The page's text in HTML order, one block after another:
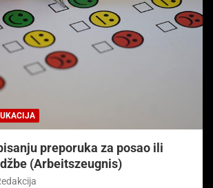
preporuka za posao ili
(Arbeitszeugnis)